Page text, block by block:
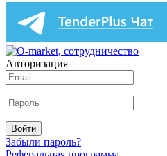
Авторизация
Войти
Забыли пароль?